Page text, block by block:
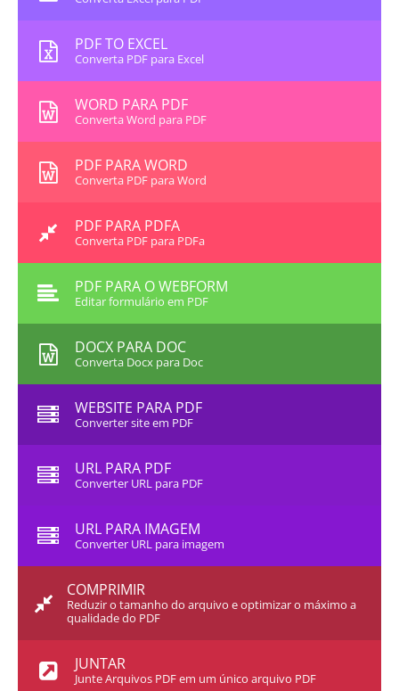
PDF TO EXCEL
Converta PDF para Excel
WORD PARA PDF
Converta Word para PDF
PDF PARA WORD
Converta PDF para Word
PDF PARA PDFA
Converta PDF para PDFa
PDF PARA O WEBFORM
Editar formulário em PDF
DOCX PARA DOC
Converta Docx para Doc
WEBSITE PARA PDF
Converter site em PDF
URL PARA PDF
Converter URL para PDF
URL PARA IMAGEM
Converter URL para imagem
COMPRIMIR
Reduzir o tamanho do arquivo e optimizar o máximo a
qualidade do PDF
JUNTAR
Junte Arquivos PDF em um único arquivo PDF